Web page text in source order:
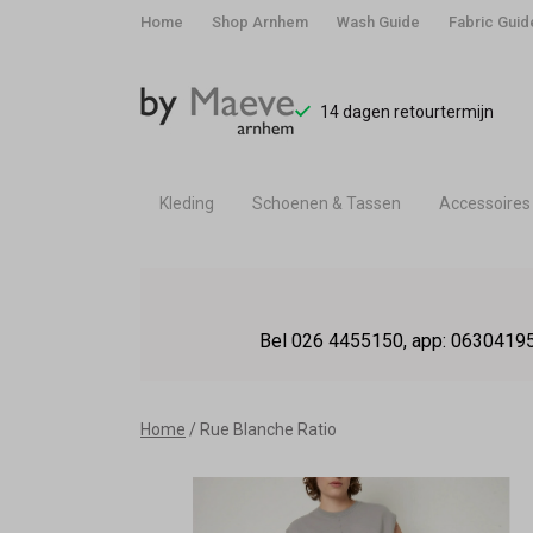
Home Shop Arnhem Wash Guide Fabric
14 dagen retourtermijn
Kleding Schoenen & Tassen Accessoires
Bel 026 4455150, app:
Home Rue Blanche Ratio